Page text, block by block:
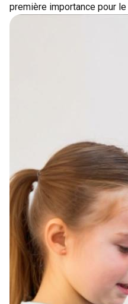
première importance pour le